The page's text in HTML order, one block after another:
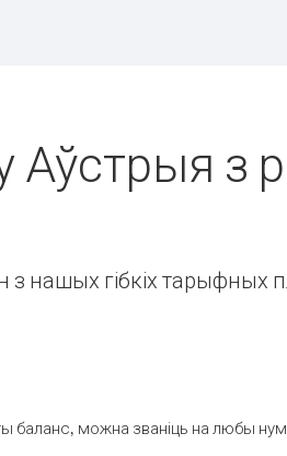
Аўстрыя з
гібкіх тарыфных
баланс, можна званіць на любы